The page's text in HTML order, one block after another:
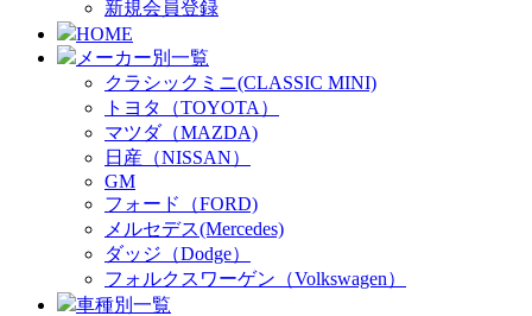
新規会員登録
HOME
メーカー別一覧
クラシックミニ(CLASSIC MINI)
トヨタ（TOYOTA）
マツダ（MAZDA)
日産（NISSAN）
GM
フォード（FORD)
メルセデス(Mercedes)
ダッジ（Dodge）
フォルクスワーゲン（Volkswagen）
車種別一覧